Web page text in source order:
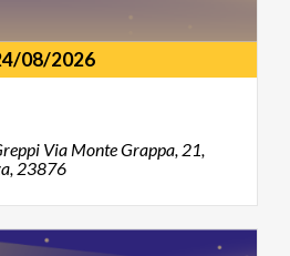
08/2026
Via Monte Grappa, 21,
23876